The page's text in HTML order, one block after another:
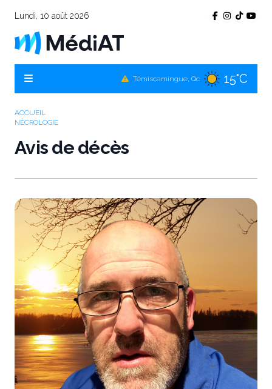
Lundi, 10 août 2026
15°C
La Sarre, Qc 16°C
ACCUEIL
NÉCROLOGIE
Avis de décès